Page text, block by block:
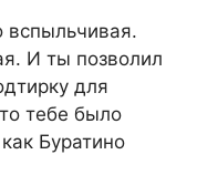
И ты позволил
для
тебе было
Буратино